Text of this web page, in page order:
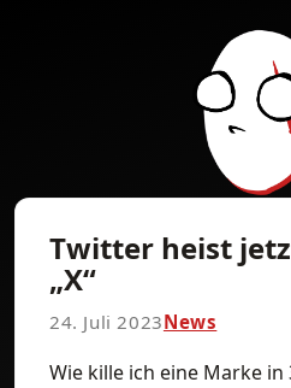
Twitter heist
„X“
24. Juli 2023News
Wie kille ich eine Marke